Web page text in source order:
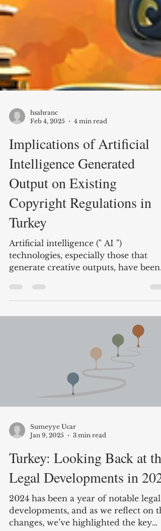
Feb 4, 2025
4 min read
Implications of Artificial
Intelligence Generated
Output on Existing
Copyright Regulations in
Turkey
Artificial intelligence (" AI ")
technologies, especially those that
generate creative outputs, have been
posing questions all around the...
Jan 9, 2025
3 min read
Turkey: Looking Back at the
Legal Developments in 2024
2024 has been a year of notable legal